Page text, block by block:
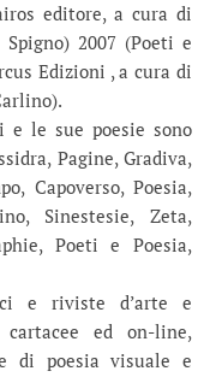
editore, a cura di
2007 (Poeti e
Edizioni , a cura di
le sue poesie sono
Pagine, Gradiva,
Capoverso, Poesia,
Sinestesie, Zeta,
Poeti e Poesia,
e riviste d’arte e
ed on-line,
di poesia visuale e